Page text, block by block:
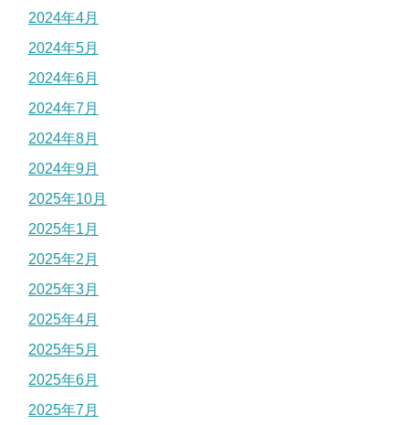
2024年4月
2024年5月
2024年6月
2024年7月
2024年8月
2024年9月
2025年10月
2025年1月
2025年2月
2025年3月
2025年4月
2025年5月
2025年6月
2025年7月